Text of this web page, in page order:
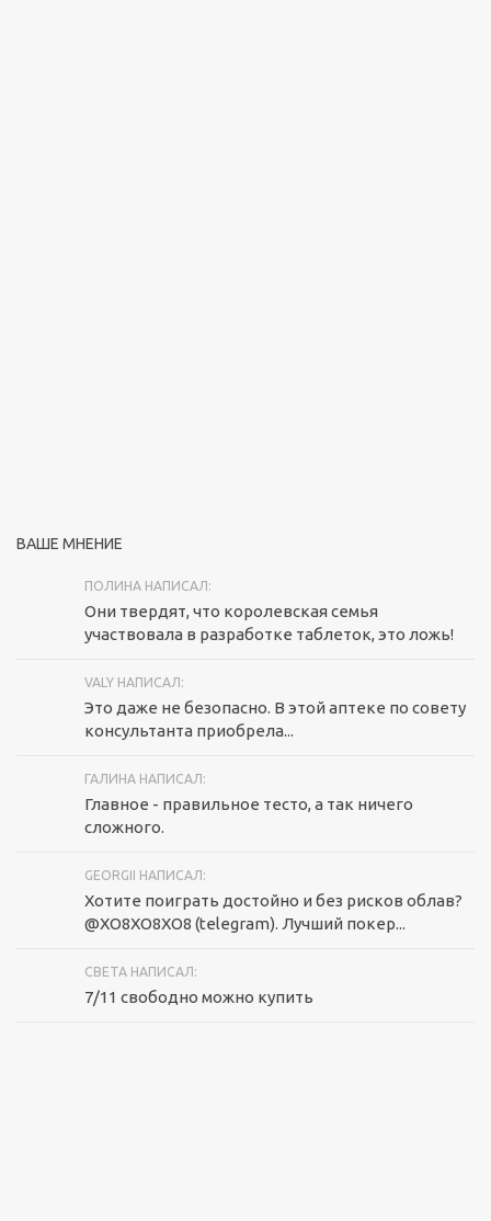
ВАШЕ МНЕНИЕ
ПОЛИНА НАПИСАЛ:
Они твердят, что королевская семья
участвовала в разработке таблеток, это ложь!
VALY НАПИСАЛ:
Это даже не безопасно. В этой аптеке по совету
консультанта приобрела...
ГАЛИНА НАПИСАЛ:
Главное - правильное тесто, а так ничего
сложного.
GEORGII НАПИСАЛ:
Хотите поиграть достойно и без рисков облав?
@XO8XO8XO8 (telegram). Лучший покер...
СВЕТА НАПИСАЛ:
7/11 свободно можно купить